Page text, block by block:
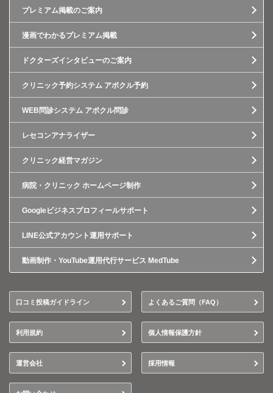
プレミアム掲載のご案内
漫画でわかるプレミアム掲載
ドクターズインタビューのご案内
クリニック予約システム アポクル予約
WEB問診システム アポクル問診
レセコンアナライザー
クリニック経営マガジン
病院・クリニック ホームページ制作
Googleビジネスプロフィールサポート
LINE公式アカウント運用サポート
動画制作・YouTube運用代行サービス MedTube
口コミ投稿ガイドライン よくあるご質問（FAQ）
利用規約 個人情報保護方針
運営会社 採用情報